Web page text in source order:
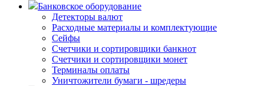
Банковское оборудование
Детекторы валют
Расходные материалы и комплектующие
Сейфы
Счетчики и сортировщики банкнот
Счетчики и сортировщики монет
Терминалы оплаты
Уничтожители бумаги - шредеры